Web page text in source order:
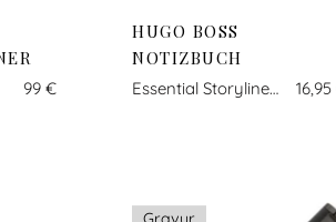
99 €
HUGO BOSS
NOTIZBUCH
Essential Storyline schwarz